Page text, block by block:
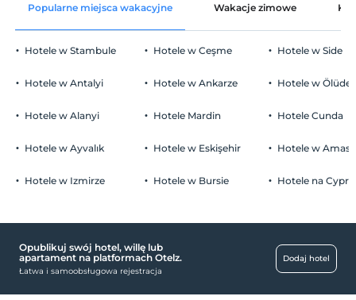
Popularne miejsca wakacyjne Wakacje zimowe
Hotele w Stambule
Hotele w Antalyi
Hotele w Alanyi
Hotele w Ayvalık
Hotele w Izmirze
Hotele w Ceşme
Hotele w Ankarze
Hotele Mardin
Hotele w Eskişehir
Hotele w Bursie
Hotele w Side
Hotele w
Hotele Cunda
Hotele w
Hotele na
Opublikuj swój hotel, willę lub
apartament na platformach Otelz.
Łatwa i samoobsługowa rejestracja
Dodaj hotel